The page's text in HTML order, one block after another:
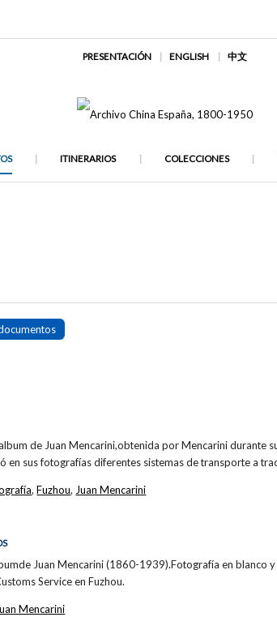
PRESENTACIÓN ENGLISH 中文
ITINERARIOS COLECCIONES
de Juan Mencarini,obtenida por Mencarini durante
en sus fotografías diferentes sistemas de transporte a
,Fuzhou, Juan Mencarini
Juan Mencarini (1860-1939).Fotografía en blanco
Service en Fuzhou.
Mencarini